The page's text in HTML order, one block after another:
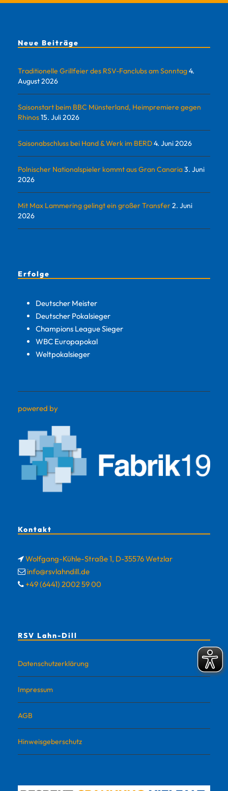
Neue Beiträge
Traditionelle Grillfeier des RSV-Fanclubs am Sonntag4.
August 2026
Saisonstart beim BBC Münsterland, Heimpremiere gegen
Rhinos15. Juli 2026
Saisonabschluss bei Hand & Werk im BERD4. Juni 2026
Polnischer Nationalspieler kommt aus Gran Canaria3. Juni
2026
Mit Max Lammering gelingt ein großer Transfer2. Juni
2026
Erfolge
Deutscher Meister
Deutscher Pokalsieger
Champions League Sieger
WBC Europapokal
Weltpokalsieger
powered by
Kontakt
Wolfgang-Kühle-Straße 1, D-35576 Wetzlar
info@rsvlahndill.de
+49 (6441) 2002 59 00
RSV Lahn-Dill
Datenschutzerklärung
Impressum
AGB
Hinweisgeberschutz